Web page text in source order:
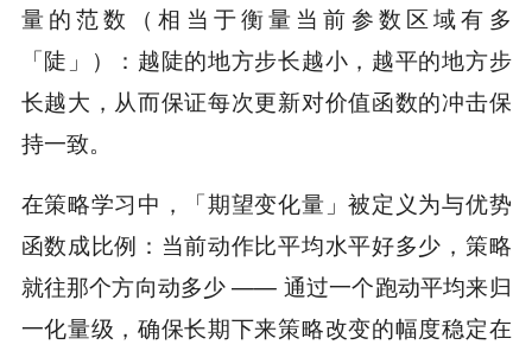
量的范数（相当于衡量当前参数区域有多
「陡」）：越陡的地方步长越小，越平的地方步
长越大，从而保证每次更新对价值函数的冲击保
持一致。
在策略学习中，「期望变化量」被定义为与优势
函数成比例：当前动作比平均水平好多少，策略
就往那个方向动多少 —— 通过一个跑动平均来归
一化量级，确保长期下来策略改变的幅度稳定在